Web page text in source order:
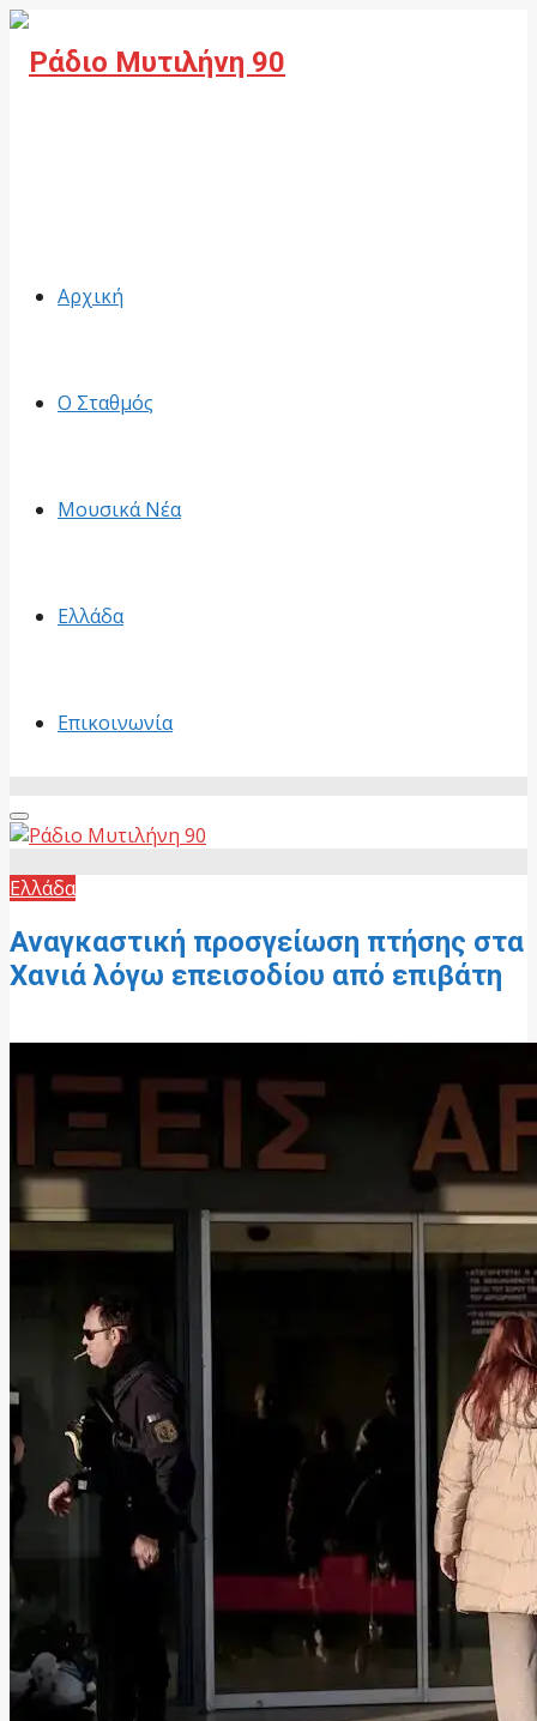
Αρχική
Ο Σταθμός
Μουσικά Νέα
Ελλάδα
Επικοινωνία
Primary
Menu
Ελλάδα
Αναγκαστική προσγείωση πτήσης στα
Χανιά λόγω επεισοδίου από επιβάτη